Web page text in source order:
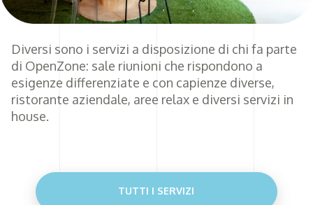
Diversi sono i servizi a disposizione di chi fa parte
di OpenZone: sale riunioni che rispondono a
esigenze differenziate e con capienze diverse,
ristorante aziendale, aree relax e diversi servizi in
house.
TUTTI I SERVIZI